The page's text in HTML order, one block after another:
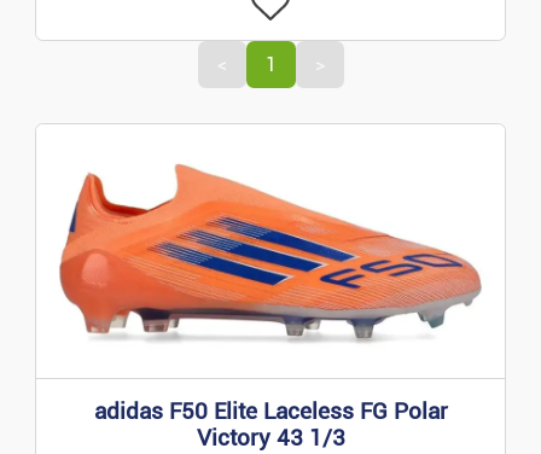
Cours Particuliers
Mode
Prêt-à-porter Et Acces.
Montres Et Bijoux
< 1 >
adidas F50 Elite Laceless FG Polar
Victory 43 1/3